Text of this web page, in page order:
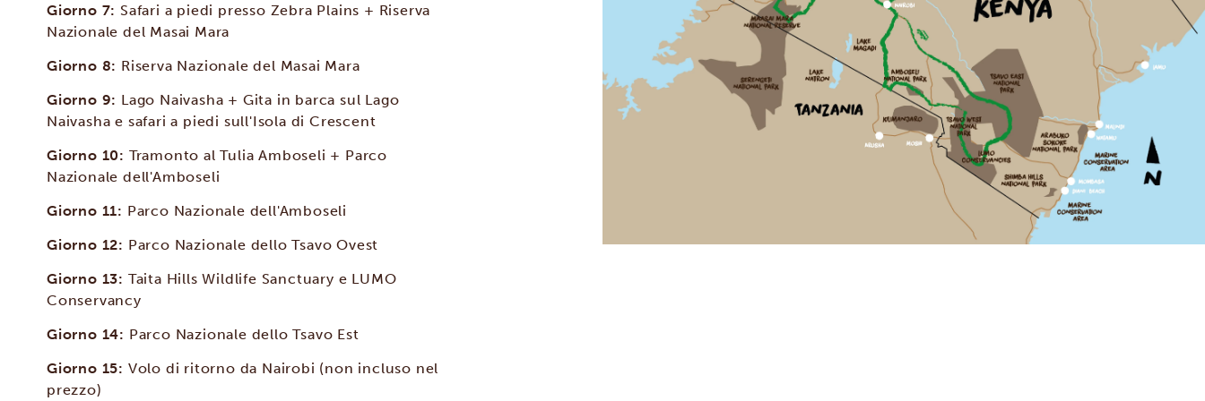
Giorno 7: Safari a piedi presso Zebra Plains + Riserva
Nazionale del Masai Mara
Giorno 8: Riserva Nazionale del Masai Mara
Giorno 9: Lago Naivasha + Gita in barca sul Lago
Naivasha e safari a piedi sull'Isola di Crescent
Giorno 10: Tramonto al Tulia Amboseli + Parco
Nazionale dell'Amboseli
Giorno 11: Parco Nazionale dell'Amboseli
Giorno 12: Parco Nazionale dello Tsavo Ovest
Giorno 13: Taita Hills Wildlife Sanctuary e LUMO
Conservancy
Giorno 14: Parco Nazionale dello Tsavo Est
Giorno 15: Volo di ritorno da Nairobi (non incluso nel
prezzo)